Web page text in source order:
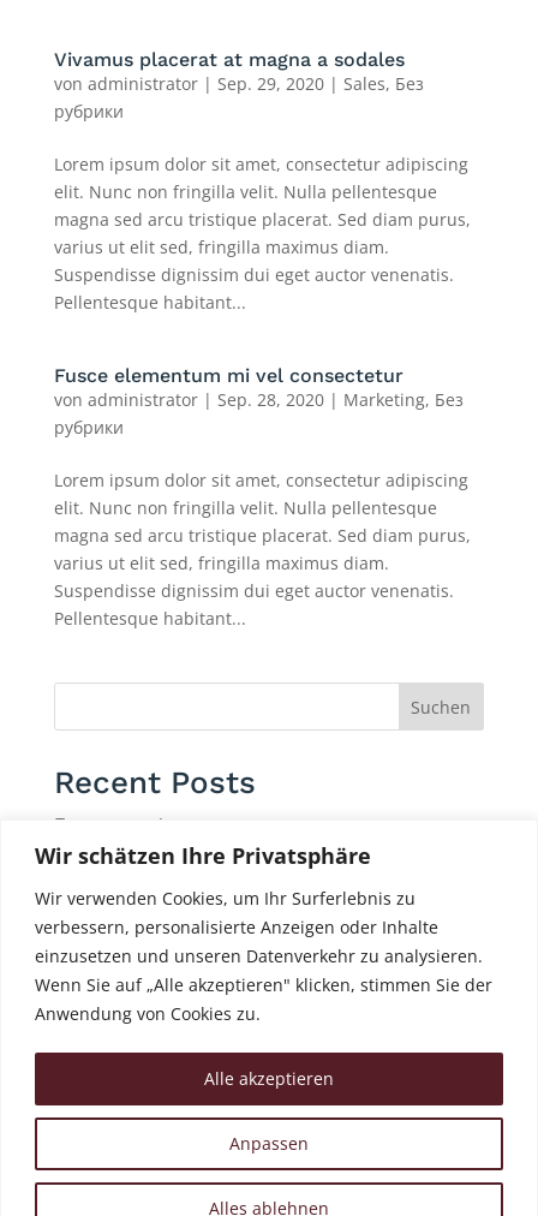
Wir schätzen Ihre Privatsphäre
Wir verwenden Cookies, um Ihr Surferlebnis zu
verbessern, personalisierte Anzeigen oder Inhalte
einzusetzen und unseren Datenverkehr zu analysieren.
Wenn Sie auf „Alle akzeptieren" klicken, stimmen Sie der
Anwendung von Cookies zu.
Anpassen
Alles ablehnen
Alle akzeptieren
Vivamus placerat at magna a sodales
von administrator| Sep. 29, 2020| Sales, Без
рубрики
Lorem ipsum dolor sit amet, consectetur adipiscing
elit. Nunc non fringilla velit. Nulla pellentesque
magna sed arcu tristique placerat. Sed diam purus,
varius ut elit sed, fringilla maximus diam.
Suspendisse dignissim dui eget auctor venenatis.
Pellentesque habitant...
Fusce elementum mi vel consectetur
von administrator| Sep. 28, 2020| Marketing, Без
рубрики
Lorem ipsum dolor sit amet, consectetur adipiscing
elit. Nunc non fringilla velit. Nulla pellentesque
magna sed arcu tristique placerat. Sed diam purus,
varius ut elit sed, fringilla maximus diam.
Suspendisse dignissim dui eget auctor venenatis.
Pellentesque habitant...
Suchen
Recent Posts
Привет, мир!
Hello world!
Cras eget odio et nisi aliquet
Vivamus placerat at magna a sodales
Fusce elementum mi vel consectetur
Recent Comments
Комментатор WordPresszuПривет, мир!
Ihre Zahnärztin in Köln Olena Kronbi |